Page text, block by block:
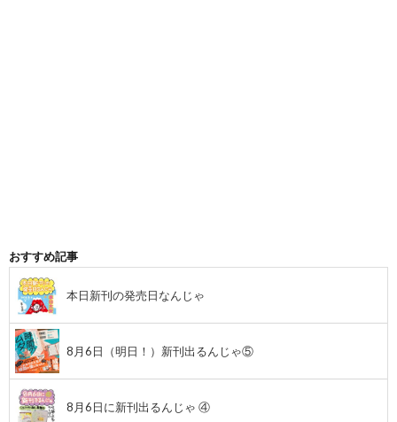
おすすめ記事
本日新刊の発売日なんじゃ
8月6日（明日！）新刊出るんじゃ⑤
8月6日に新刊出るんじゃ ④